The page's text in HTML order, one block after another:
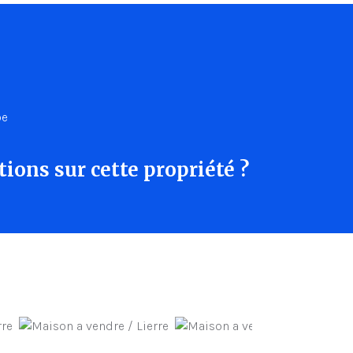
sur cette propriété ?